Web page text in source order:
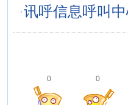
·讯呼信息呼叫
0 0